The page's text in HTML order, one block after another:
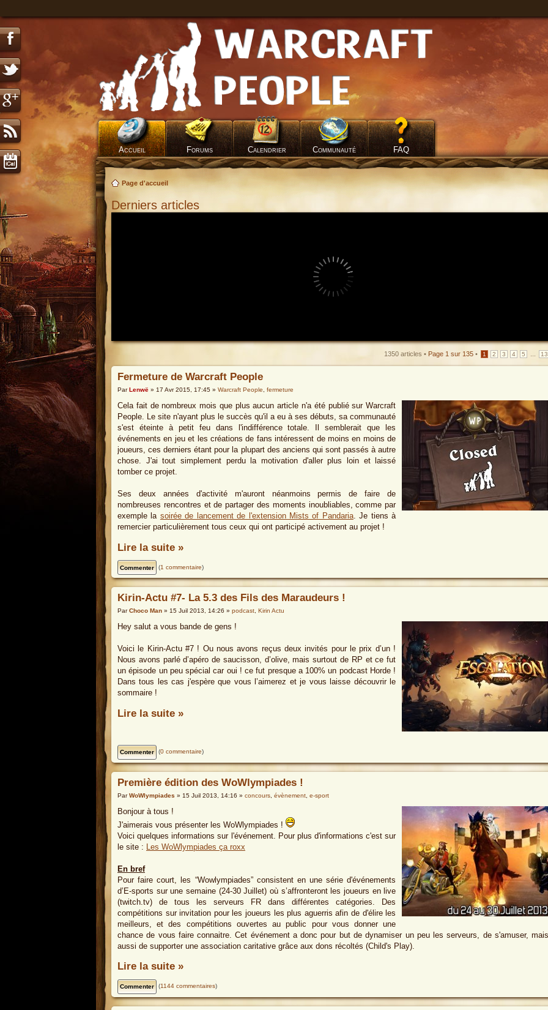
Accueil Forums Calendrier Communauté FAQ
Page d'accueil
Derniers articles
1350 articles • Page 1 sur 135 • 1 2 3 4 5
Fermeture de Warcraft People
ParLenwë » 17 Avr 2015, 17:45 » Warcraft People fermeture
Cela fait de nombreux mois que plus aucun article n'a été publié sur Warcraft
People. Le site n'ayant plus le succès qu'il a eu à ses débuts, sa communauté
s'est éteinte à petit feu dans l'indifférence totale. Il semblerait que les
événements en jeu et les créations de fans intéressent de moins en moins de
joueurs, ces derniers étant pour la plupart des anciens qui sont passés à autre
chose. J'ai tout simplement perdu la motivation d'aller plus loin et laissé
tomber ce projet.
Ses deux années d'activité m'auront néanmoins permis de faire de
nombreuses rencontres et de partager des moments inoubliables, comme par
exemple la soirée de lancement de l'extension Mists of Pandaria. Je tiens à
remercier particulièrement tous ceux qui ont participé activement au projet !
Lire la suite »
(1 commentaire)
Kirin-Actu #7- La 5.3 des Fils des Maraudeurs !
ParChoco Man » 15 Juil 2013, 14:26 » podcast Kirin Actu
Hey salut a vous bande de gens !
Voici le Kirin-Actu #7 ! Ou nous avons reçus deux invités pour le prix d’un !
Nous avons parlé d’apéro de saucisson, d’olive, mais surtout de RP et ce fut
un épisode un peu spécial car oui ! ce fut presque a 100% un podcast Horde !
Dans tous les cas j'espère que vous l’aimerez et je vous laisse découvrir le
sommaire !
Lire la suite »
(0 commentaire)
Première édition des WoWlympiades !
ParWoWlympiades » 15 Juil 2013, 14:16 » concours évènement e-sport
Bonjour à tous !
J'aimerais vous présenter les WoWlympiades !
Voici quelques informations sur l'événement. Pour plus d'informations c'est sur
le site : Les WoWlympiades ça roxx
En bref
Pour faire court, les “Wowlympiades” consistent en une série d'événements
d’E-sports sur une semaine (24-30 Juillet) où s’affronteront les joueurs en live
(twitch.tv) de tous les serveurs FR dans différentes catégories. Des
compétitions sur invitation pour les joueurs les plus aguerris afin de d'élire les
meilleurs, et des compétitions ouvertes au public pour vous donner une
chance de vous faire connaitre. Cet événement a donc pour but de dynamiser un peu les serveurs, de s'amuser, mais
aussi de supporter une association caritative grâce aux dons récoltés (Child's Play).
Lire la suite »
(1144 commentaires)